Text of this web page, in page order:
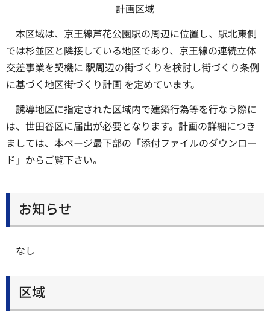
計画区域
本区域は、京王線芦花公園駅の周辺に位置し、駅北東側
では杉並区と隣接している地区であり、京王線の連続立体
交差事業を契機に 駅周辺の街づくりを検討し街づくり条例
に基づく地区街づくり計画 を定めています。
誘導地区に指定された区域内で建築行為等を行なう際に
は、世田谷区に届出が必要となります。計画の詳細につき
ましては、本ページ最下部の「添付ファイルのダウンロー
ド」からご覧下さい。
お知らせ
なし
区域